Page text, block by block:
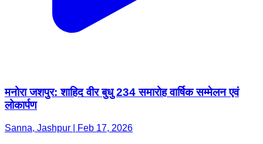
मनोरा जशपुर: शाहिद वीर बुधु 234 समारोह वार्षिक सम्मेलन एवं
लोकार्पण
Sanna, Jashpur | Feb 17, 2026